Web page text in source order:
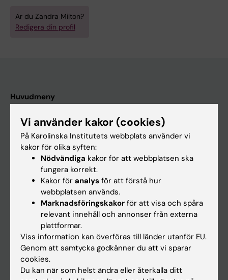
Är du Zandra Milton?
Redigera din profil
Huvudmeny
Forskarutbildning
Forskning
Kalender
Student
Ladok
Vi använder kakor (cookies)
På Karolinska Institutets webbplats använder vi
kakor för olika syften:
Nödvändiga kakor för att webbplatsen ska
fungera korrekt.
Kakor för analys för att förstå hur
webbplatsen används.
Marknadsföringskakor för att visa och spåra
relevant innehåll och annonser från externa
plattformar.
Viss information kan överföras till länder utanför EU.
Genom att samtycka godkänner du att vi sparar
cookies.
Du kan när som helst ändra eller återkalla ditt